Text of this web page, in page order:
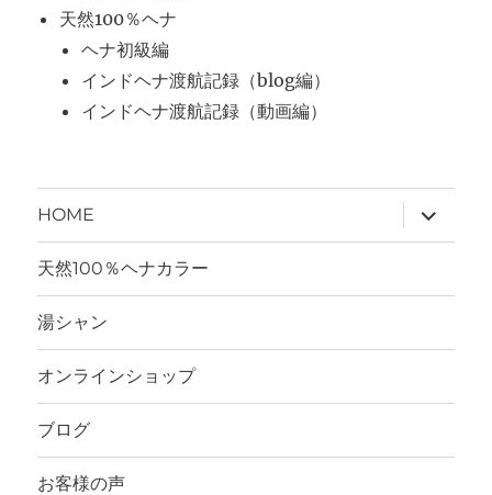
天然100％ヘナ
ヘナ初級編
インドヘナ渡航記録（blog編）
インドヘナ渡航記録（動画編）
HOME
サ
ブ
メ
ー
開
天然100％ヘナカラー
湯シャン
オンラインショップ
ブログ
お客様の声